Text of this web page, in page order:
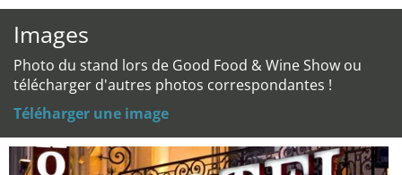
Images
Photo du stand lors de Good Food & Wine Show ou
télécharger d'autres photos correspondantes !
Téléharger une image